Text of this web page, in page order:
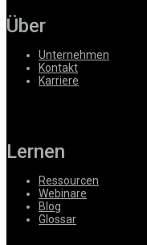
Über
Unternehmen
Kontakt
Karriere
Lernen
Ressourcen
Webinare
Blog
Glossar